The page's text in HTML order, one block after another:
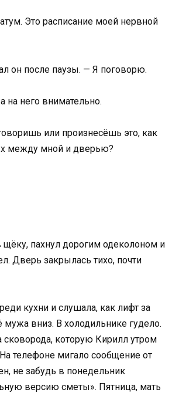
Это расписание моей нервной
он после паузы. — Я поговорю.
на него внимательно.
или произнесёшь это, как
между мной и дверью?
пахнул дорогим одеколоном и
Дверь закрылась тихо, почти
кухни и слушала, как лифт за
мужа вниз. В холодильнике гудело.
сковорода, которую Кирилл утром
телефоне мигало сообщение от
не забудь в понедельник
версию сметы». Пятница, мать